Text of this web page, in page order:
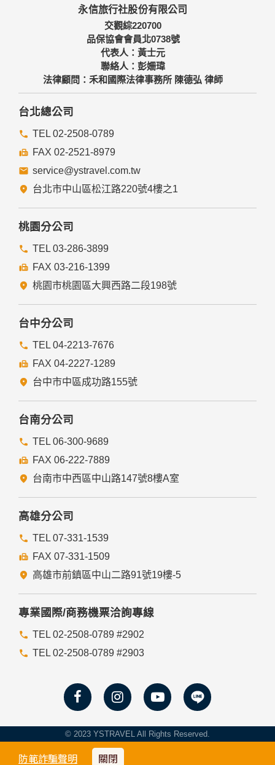
防範詐騙聲明 關閉
備及必要的安全防護措施，加以保護網站及您的個人資料採用
嚴格的保護措施，只由經過授權的人員才能接觸您的個人資
料，相關處理人員皆簽有保密合約，如有違反保密義務者，將
會受到相關的法律處分。
如因業務需要有必要委託其他單位提供服務時，本網站亦會嚴
格要求其遵守保密義務，並且採取必要檢查程序以確定其將確
實遵守。
四、網站對外的相關連結
提供的連結，點選進入其他網站。但該連結網站不適用本網站
的隱私權保護政策，您必須參考該連結網站中的隱私權保護政
策。
五、與第三人共用個人資料之政策
本網站絕不會提供、交換、出租或出售任何您的個人資料給其
他個人、團體、私人企業或公務機關，但有法律依據或合約義
務者，不在此限。
前項但書之情形包括不限於：
經由您書面同意。
法律明文規定。
與公務機關或學術研究機構合作，基於公共利益為統計或學術
研究而有必要，且資料經過提供者處理或蒐集者依其揭露方式
無從識別特定之當事人。
當您在網站的行為，違反服務條款或可能損害或妨礙網站與其
揭露您的個人資料是為了辨識、聯絡或採取法律行動所必要
者。
本網站委託廠商協助蒐集、處理或利用您的個人資料時，將對
委外廠商或個人善盡監督管理之責。
六、Cookie之使用
為了提供您最佳的服務，本網站會在您的電腦中放置並取用我
們的Cookie，若您不願接受Cookie的寫入，您可在您使用的
瀏覽器功能項中設定隱私權等級為高，即可拒絕Cookie的寫
七、隱私權保護政策之修正
款將刊登於網站上。
永信旅行社股份有限公司
交觀綜220700
品保協會會員北0738號
代表人：黃士元
聯絡人：彭姍瑋
法律顧問：禾和國際法律事務所 陳德弘 律師
台北總公司
TEL 02-2508-0789
FAX 02-2521-8979
service@ystravel.com.tw
台北市中山區松江路220號4樓之1
桃園分公司
TEL 03-286-3899
FAX 03-216-1399
桃園市桃園區大興西路二段198號
台中分公司
TEL 04-2213-7676
FAX 04-2227-1289
台中市中區成功路155號
台南分公司
TEL 06-300-9689
FAX 06-222-7889
台南市中西區中山路147號8樓A室
高雄分公司
TEL 07-331-1539
FAX 07-331-1509
高雄市前鎮區中山二路91號19樓-5
專業國際/商務機票洽詢專線
TEL 02-2508-0789 #2902
TEL 02-2508-0789 #2903
© 2023 YSTRAVEL All Rights Reserved.